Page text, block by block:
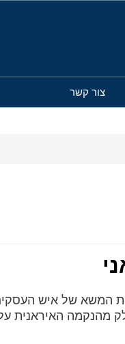
צור קשר
המשא של איש
מהנקמה האיראנית